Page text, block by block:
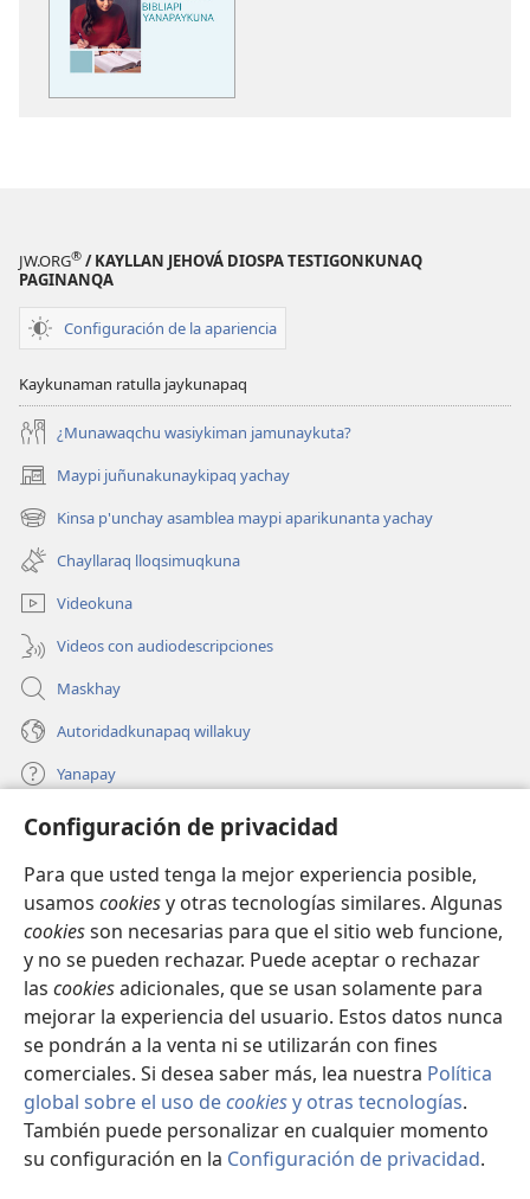
Configuración de privacidad
Para que usted tenga la mejor experiencia posible,
usamos cookiesy otras tecnologías similares. Algunas
cookiesson necesarias para que el sitio web funcione,
y no se pueden rechazar. Puede aceptar o rechazar
las cookiesadicionales, que se usan solamente para
mejorar la experiencia del usuario. Estos datos nunca
se pondrán a la venta ni se utilizarán con fines
comerciales. Si desea saber más, lea nuestra Política
global sobre el uso decookiesy otras tecnologías.
También puede personalizar en cualquier momento
su configuración en la Configuración de privacidad.
JW.ORG® / KAYLLAN JEHOVÁ DIOSPA TESTIGONKUNAQ
PAGINANQA
Configuración de la apariencia
Kaykunaman ratulla jaykunapaq
¿Munawaqchu wasiykiman jamunaykuta?
Maypi juñunakunaykipaq yachay
(abre
una
nueva
ventana)
Kinsa p'unchay asamblea maypi aparikunanta yachay
(abre
una
nueva
ventana)
Chayllaraq lloqsimuqkuna
Videokuna
Videos con audiodescripciones
Maskhay
Autoridadkunapaq willakuy
Yanapay
Donacionta churanapaq
una
nueva
ventana)
INTERNETPI QELQANCHISKUNA Watchtower™
(abre
una
nueva
ventana)
JW Hub
(abre
una
nueva
ventana)
JW Library ®
Copyright© 2026 Watch Tower Bible and Tract Society of Pennsylvania.
IMATAN RUWAWAQ IMATAN MANA
|
DATOSKUNATA
WAQAYCHASQAYKUMANTA |CONFIGURACIÓN DE PRIVACIDAD